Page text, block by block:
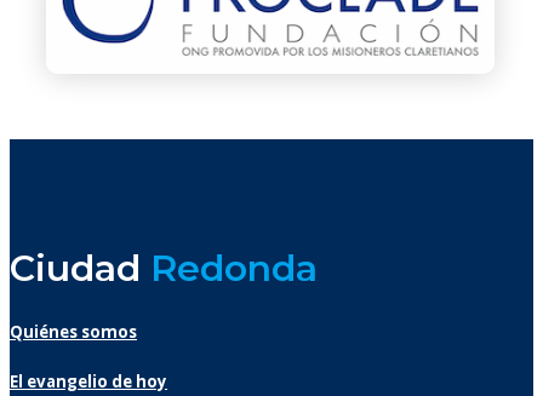
Ciudad Redonda
Quiénes somos
El evangelio de hoy